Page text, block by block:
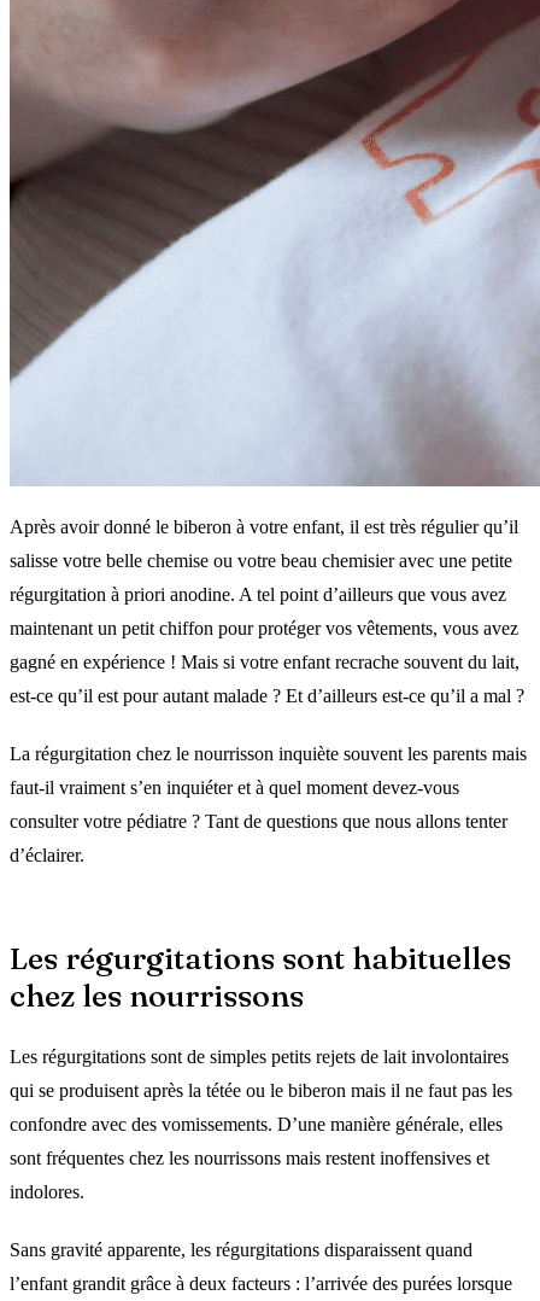
Après avoir donné le biberon à votre enfant, il est très régulier qu’il
salisse votre belle chemise ou votre beau chemisier avec une petite
régurgitation à priori anodine. A tel point d’ailleurs que vous avez
maintenant un petit chiffon pour protéger vos vêtements, vous avez
gagné en expérience ! Mais si votre enfant recrache souvent du lait,
est-ce qu’il est pour autant malade ? Et d’ailleurs est-ce qu’il a mal ?
La régurgitation chez le nourrisson inquiète souvent les parents mais
faut-il vraiment s’en inquiéter et à quel moment devez-vous
consulter votre pédiatre ? Tant de questions que nous allons tenter
d’éclairer.
Les régurgitations sont habituelles
chez les nourrissons
Les régurgitations sont de simples petits rejets de lait involontaires
qui se produisent après la tétée ou le biberon mais il ne faut pas les
confondre avec des vomissements. D’une manière générale, elles
sont fréquentes chez les nourrissons mais restent inoffensives et
indolores.
Sans gravité apparente, les régurgitations disparaissent quand
l’enfant grandit grâce à deux facteurs : l’arrivée des purées lorsque